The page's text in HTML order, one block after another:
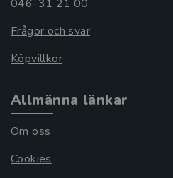
046-31 21 00
Frågor och svar
Köpvillkor
Allmänna länkar
Om oss
Cookies